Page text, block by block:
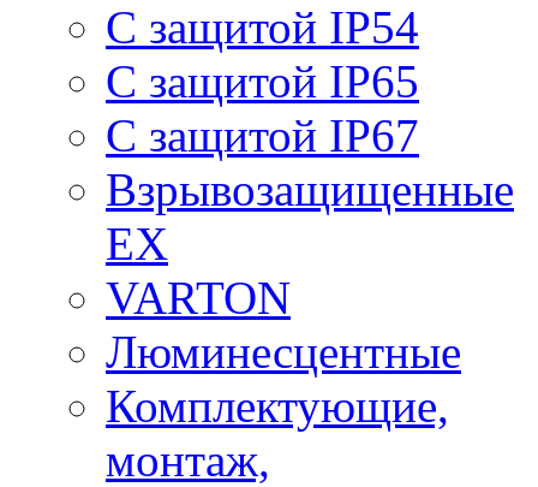
С защитой IP54
С защитой IP65
С защитой IP67
Взрывозащищенные
EX
VARTON
Люминесцентные
Комплектующие,
монтаж,